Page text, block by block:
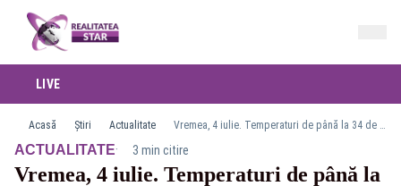
LIVE
Acasă Știri Actualitate Vremea, 4 iulie. Temperaturi de până la 34 de grade și furtuni cu grindină în mai multe zone din țară
ACTUALITATE· 3 min citire
Vremea, 4 iulie. Temperaturi de până la